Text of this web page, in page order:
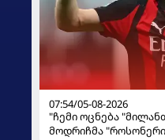
07:54/05-08-2026
"ჩემი ოცნება
მოდრიჩმა